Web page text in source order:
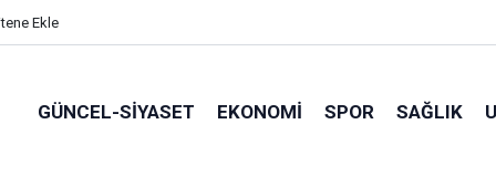
Ekle
GÜNCEL-SIYASET EKONOMI SPOR SAĞLIK